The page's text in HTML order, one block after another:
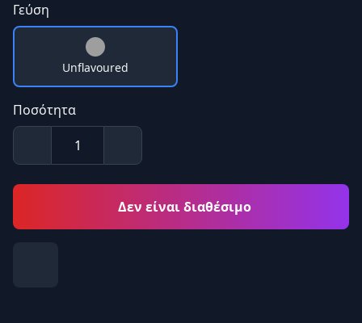
Γεύση
Unflavoured
Ποσότητα
Δεν είναι διαθέσιμο